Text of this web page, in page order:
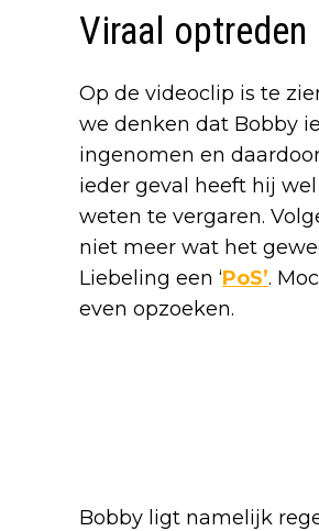
Viraal optreden
Op de videoclip is te
we denken dat Bobby
ingenomen en
ieder geval heeft hij
weten te vergaren.
niet meer wat het
Liebeling een ‘PoS’.
even opzoeken.
Bobby ligt namelijk